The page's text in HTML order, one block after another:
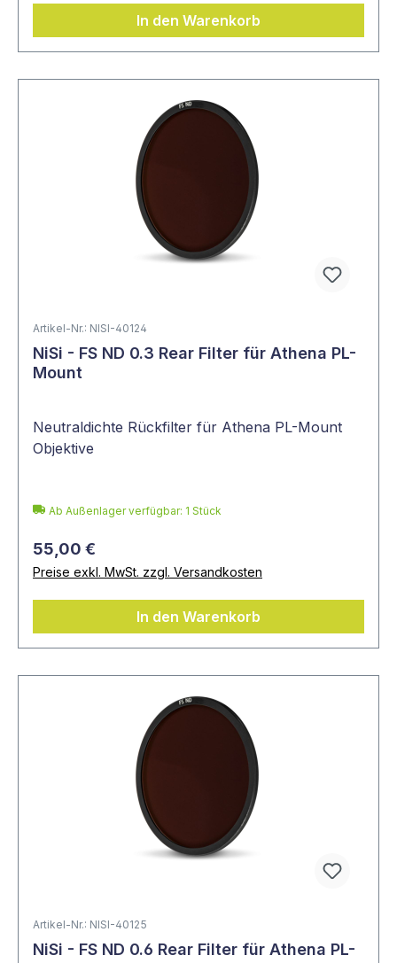
In den Warenkorb
Artikel-Nr.: NISI-40124
NiSi - FS ND 0.3 Rear Filter für Athena PL-
Mount
Neutraldichte Rückfilter für Athena PL-Mount
Objektive
Ab Außenlager verfügbar: 1 Stück
55,00 €
Preise exkl. MwSt. zzgl. Versandkosten
In den Warenkorb
Artikel-Nr.: NISI-40125
NiSi - FS ND 0.6 Rear Filter für Athena PL-